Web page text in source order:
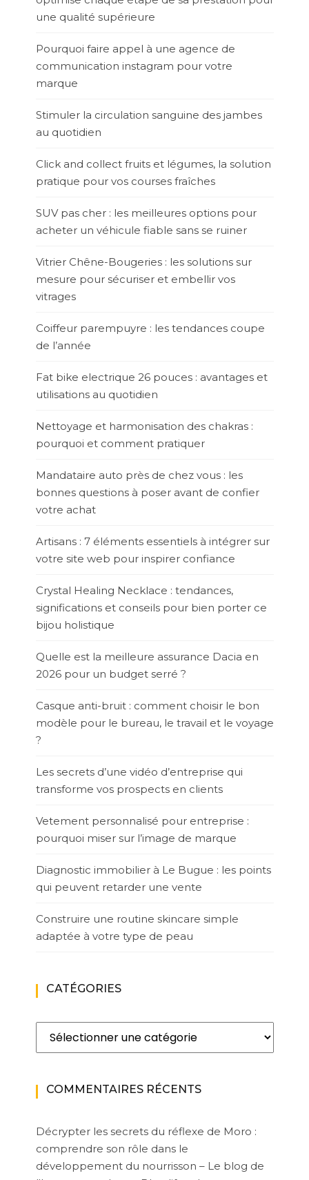
une qualité supérieure
Pourquoi faire appel à une agence de
communication instagram pour votre
marque
Stimuler la circulation sanguine des jambes
au quotidien
Click and collect fruits et légumes, la solution
pratique pour vos courses fraîches
SUV pas cher : les meilleures options pour
acheter un véhicule fiable sans se ruiner
Vitrier Chêne-Bougeries : les solutions sur
mesure pour sécuriser et embellir vos
vitrages
Coiffeur parempuyre : les tendances coupe
de l’année
Fat bike electrique 26 pouces : avantages et
utilisations au quotidien
Nettoyage et harmonisation des chakras :
pourquoi et comment pratiquer
Mandataire auto près de chez vous : les
bonnes questions à poser avant de confier
votre achat
Artisans : 7 éléments essentiels à intégrer sur
votre site web pour inspirer confiance
Crystal Healing Necklace : tendances,
significations et conseils pour bien porter ce
bijou holistique
Quelle est la meilleure assurance Dacia en
2026 pour un budget serré ?
Casque anti-bruit : comment choisir le bon
modèle pour le bureau, le travail et le voyage
?
Les secrets d’une vidéo d’entreprise qui
transforme vos prospects en clients
Vetement personnalisé pour entreprise :
pourquoi miser sur l’image de marque
Diagnostic immobilier à Le Bugue : les points
qui peuvent retarder une vente
Construire une routine skincare simple
adaptée à votre type de peau
CATÉGORIES
Catégories
COMMENTAIRES RÉCENTS
Décrypter les secrets du réflexe de Moro :
comprendre son rôle dans le
développement du nourrisson – Le blog de